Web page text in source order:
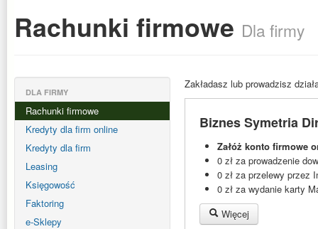
Rachunki firmowe Dla firmy
DLA FIRMY
Rachunki firmowe
Kredyty dla firm online
Kredyty dla firm
Leasing
Księgowość
Faktoring
e-Sklepy
Zakładasz lub prowadzisz
Biznes Symetria
Załóż konto firmowe
0 zł za prowadzenie
0 zł za przelewy przez
0 zł za wydanie karty
Więcej